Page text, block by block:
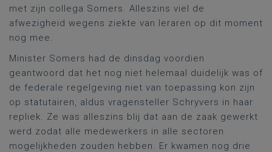
met zijn collega Somers. Alleszins viel de
afwezigheid wegens ziekte van leraren op dit moment
nog mee.
Minister Somers had de dinsdag voordien
geantwoord dat het nog niet helemaal duidelijk was of
de federale regelgeving niet van toepassing kon zijn
op statutairen, aldus vragensteller Schryvers in haar
repliek. Ze was alleszins blij dat aan de zaak gewerkt
werd zodat alle medewerkers in alle sectoren
mogelijkheden zouden hebben. Er kwamen nog drie